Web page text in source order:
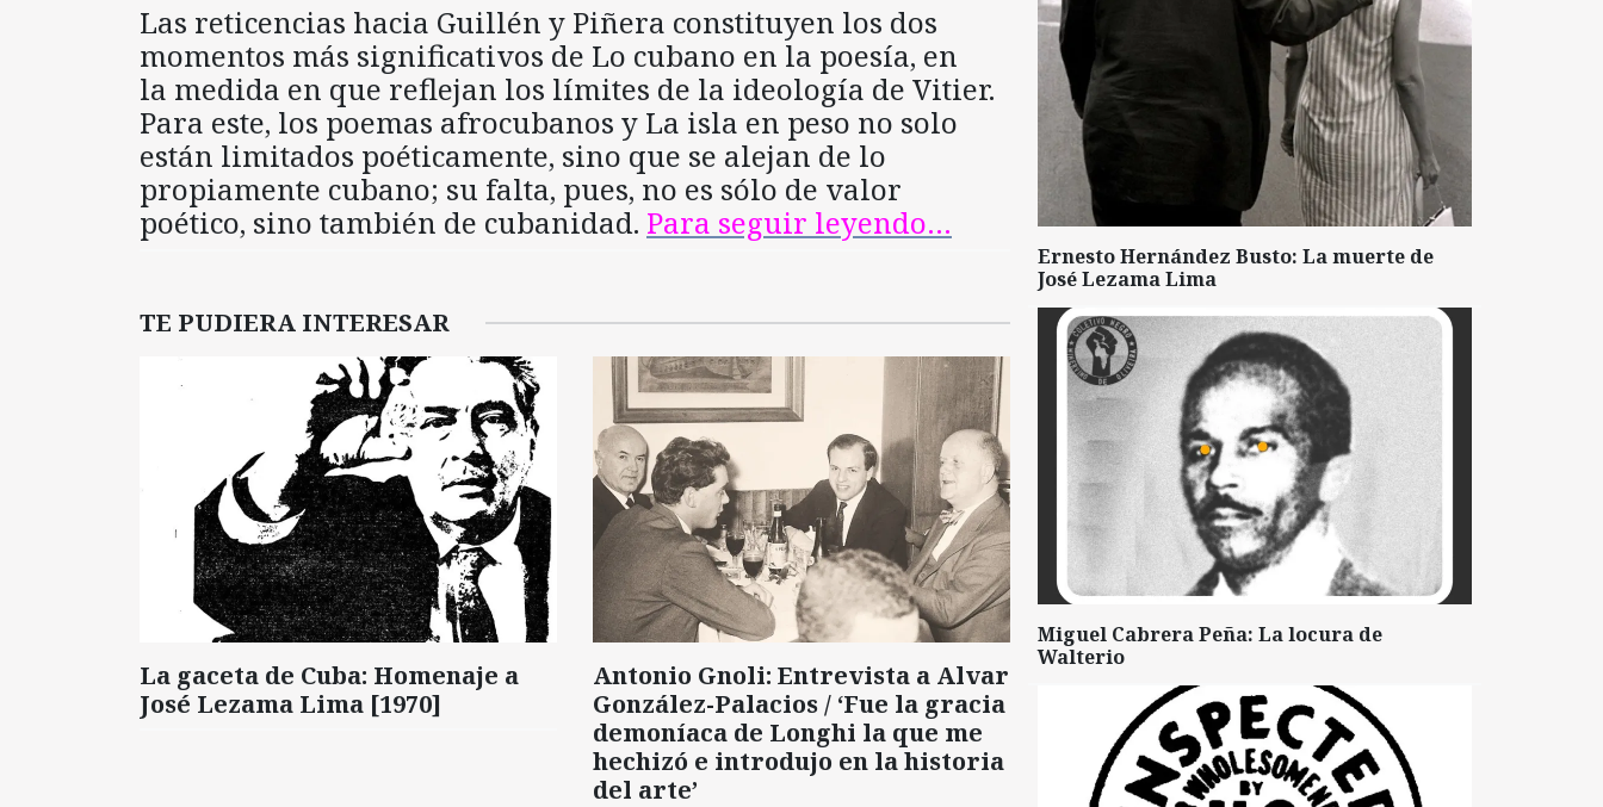
Las reticencias hacia Guillén y Piñera constituyen los dos
momentos más significativos de Lo cubano en la poesía, en
la medida en que reflejan los límites de la ideología de Vitier.
Para este, los poemas afrocubanos y La isla en peso no solo
están limitados poéticamente, sino que se alejan de lo
propiamente cubano; su falta, pues, no es sólo de valor
poético, sino también de cubanidad. Para seguir leyendo…
TE PUDIERA INTERESAR
La gaceta de Cuba: Homenaje a
José Lezama Lima [1970]
Antonio Gnoli: Entrevista a Alvar
González-Palacios / ‘Fue la gracia
demoníaca de Longhi la que me
hechizó e introdujo en la historia
del arte’
Ernesto Hernández Busto: La muerte de
José Lezama Lima
Miguel Cabrera Peña: La locura de
Walterio